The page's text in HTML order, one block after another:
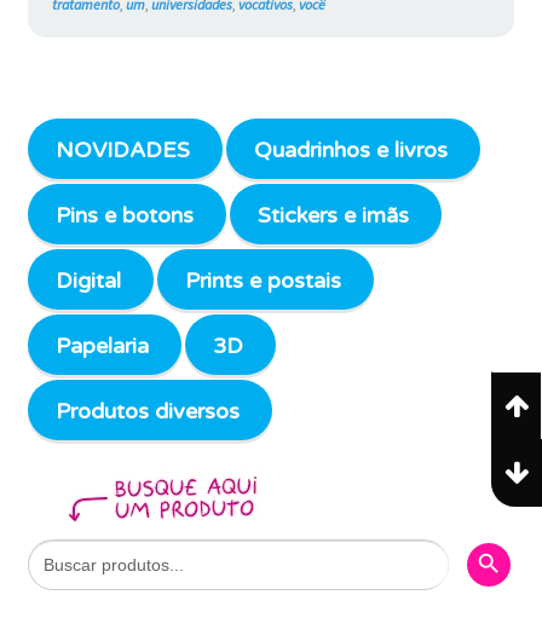
tratamento, um, universidades, vocativos, você
NOVIDADES Quadrinhos e livros
Pins e botons Stickers e imãs
Digital Prints e postais
Papelaria 3D
Produtos diversos
Search
for:
Search